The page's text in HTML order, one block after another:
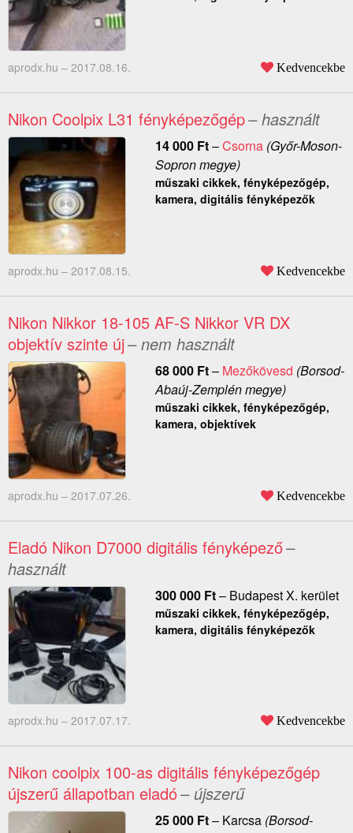
aprodx.hu – 2017.08.16. Kedvencekbe
Nikon Coolpix L31 fényképezőgép– használt
14 000 Ft–Csorna(Győr-Moson-
Sopron megye)
műszaki cikkek, fényképezőgép,
kamera, digitális fényképezők
aprodx.hu – 2017.08.15. Kedvencekbe
Nikon Nikkor 18-105 AF-S Nikkor VR DX
objektív szinte új– nem használt
68 000 Ft– Mezőkövesd (Borsod-
Abaúj-Zemplén megye)
műszaki cikkek, fényképezőgép,
kamera, objektívek
aprodx.hu – 2017.07.26. Kedvencekbe
Eladó Nikon D7000 digitális fényképező–
használt
300 000 Ft– Budapest X. kerület
műszaki cikkek, fényképezőgép,
kamera, digitális fényképezők
aprodx.hu – 2017.07.17. Kedvencekbe
Nikon coolpix 100-as digitális fényképezőgép
újszerű állapotban eladó– újszerű
25 000 Ft– Karcsa(Borsod-